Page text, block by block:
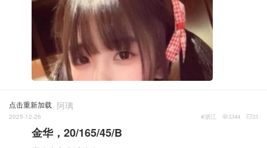
点击重新加载 阿璃
2025-12-26 33
3344
#浙江
金华，20/165/45/B